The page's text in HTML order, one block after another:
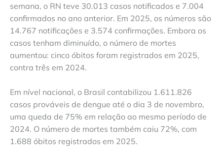
semana, o RN teve 30.013 casos notificados e 7.004
confirmados no ano anterior. Em 2025, os números são
14.767 notificações e 3.574 confirmações. Embora os
casos tenham diminuído, o número de mortes
aumentou: cinco óbitos foram registrados em 2025,
contra três em 2024.
Em nível nacional, o Brasil contabilizou 1.611.826
casos prováveis de dengue até o dia 3 de novembro,
uma queda de 75% em relação ao mesmo período de
2024. O número de mortes também caiu 72%, com
1.688 óbitos registrados em 2025.